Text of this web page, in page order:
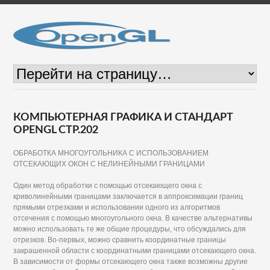
КОМПЬЮТЕРНАЯ ГРАФИКА И СТАНДАРТ
OPENGL СТР.202
ОБРАБОТКА МНОГОУГОЛЬНИКА С ИСПОЛЬЗОВАНИЕМ
ОТСЕКАЮЩИХ ОКОН С НЕЛИНЕЙНЫМИ ГРАНИЦАМИ
Один метод обработки с помощью отсекающего окна с
криволинейными границами заключается в аппроксимации границ
прямыми отрезками и использовании одного из алгоритмов
отсечения с помощью многоугольного окна. В качестве альтернативы
можно использовать те же общие процедуры, что обсуждались для
отрезков. Во-первых, можно сравнить координатные границы
закрашенной области с координатными границами отсекающего окна.
В зависимости от формы отсекающего окна также возможны другие